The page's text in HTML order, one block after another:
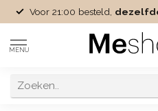
Voor 21:00 besteld,
MENU